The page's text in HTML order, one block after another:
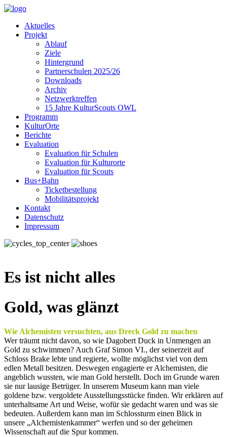
Aktuelles
Projekt
Ablauf
Ziele
Hintergrund
Partnerschulen 2025/26
Downloads
Archiv
Netzwerktreffen
15 Jahre KulturScouts OWL
Programm
KulturOrte
Berichte
Evaluation
Evaluation für Schulen
Evaluation für Kulturorte
Evaluation für Scouts
Bus+Bahn
Ticketbestellung
Mobilitätsprojekt
Kontakt
Datenschutz
Impressum
Es ist nicht alles
Gold, was glänzt
Wie Alchemisten versuchten, aus Dreck Gold zu machen
Wer träumt nicht davon, so wie Dagobert Duck in Unmengen an
Gold zu schwimmen? Auch Graf Simon VI., der seinerzeit auf
Schloss Brake lebte und regierte, wollte möglichst viel von dem
edlen Metall besitzen. Deswegen engagierte er Alchemisten, die
angeblich wussten, wie man Gold herstellt. Doch im Grunde waren
sie nur lausige Betrüger. In unserem Museum kann man viele
goldene bzw. vergoldete Ausstellungsstücke finden. Wir erklären auf
unterhaltsame Art und Weise, wofür sie gedacht waren und was sie
bedeuten. Außerdem kann man im Schlossturm einen Blick in
unsere „Alchemistenkammer“ werfen und so der geheimen
Wissenschaft auf die Spur kommen.